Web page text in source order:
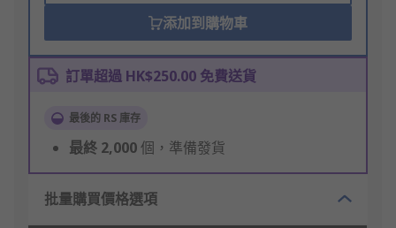
添加到購物車
訂單超過 HK$250.00 免費送貨
最後的 RS 庫存
最終 2,000個，準備發貨
批量購買價格選項